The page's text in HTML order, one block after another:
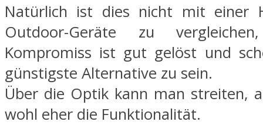
Natürlich ist dies nicht mit einer
Outdoor-Geräte zu
Kompromiss ist gut gelöst und
günstigste Alternative zu sein.
Über die Optik kann man streiten,
wohl eher die Funktionalität.